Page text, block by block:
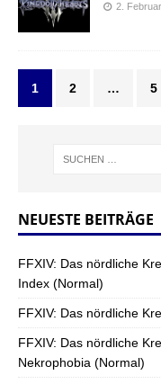
2.
1 2 … 5
NEUESTE BEITRÄGE
FFXIV: Das nördliche
Index (Normal)
FFXIV: Das nördliche
FFXIV: Das nördliche
Nekrophobia (Normal)